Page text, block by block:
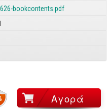
bookcontents.pdf